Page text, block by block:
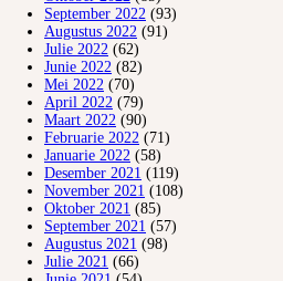
September 2022 (93)
Augustus 2022 (91)
Julie 2022 (62)
Junie 2022 (82)
Mei 2022 (70)
April 2022 (79)
Maart 2022 (90)
Februarie 2022 (71)
Januarie 2022 (58)
Desember 2021 (119)
November 2021 (108)
Oktober 2021 (85)
September 2021 (57)
Augustus 2021 (98)
Julie 2021 (66)